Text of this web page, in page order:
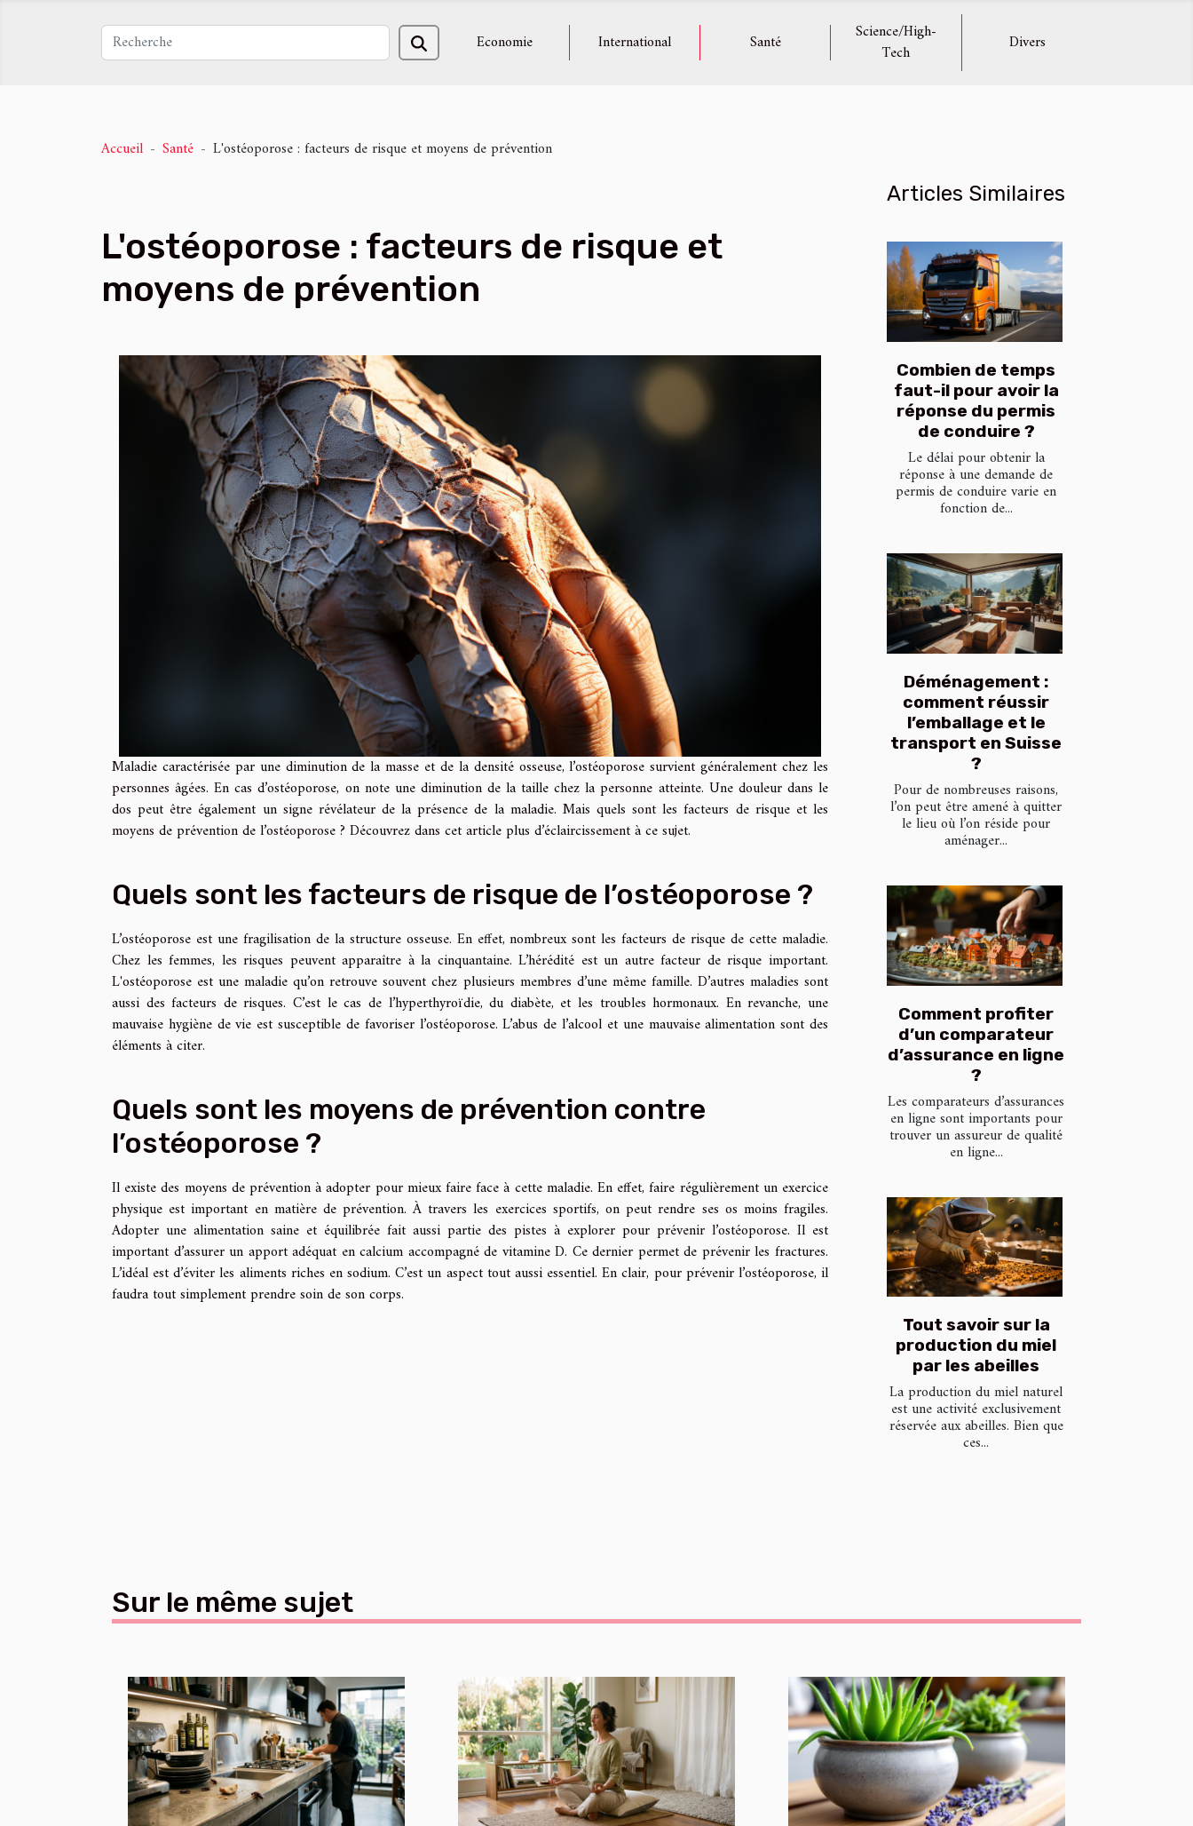
Economie International Santé
Science/High-
Tech
Divers
Accueil Santé L'ostéoporose : facteurs de risque et moyens de prévention
L'ostéoporose : facteurs de risque et
moyens de prévention
Maladie caractérisée par une diminution de la masse et de la densité osseuse, l’ostéoporose survient généralement chez les
personnes âgées. En cas d’ostéoporose, on note une diminution de la taille chez la personne atteinte. Une douleur dans le
dos peut être également un signe révélateur de la présence de la maladie. Mais quels sont les facteurs de risque et les
moyens de prévention de l’ostéoporose ? Découvrez dans cet article plus d’éclaircissement à ce sujet.
Quels sont les facteurs de risque de l’ostéoporose ?
L’ostéoporose est une fragilisation de la structure osseuse. En effet, nombreux sont les facteurs de risque de cette maladie.
Chez les femmes, les risques peuvent apparaître à la cinquantaine. L’hérédité est un autre facteur de risque important.
L'ostéoporose est une maladie qu’on retrouve souvent chez plusieurs membres d’une même famille. D’autres maladies sont
aussi des facteurs de risques. C’est le cas de l’hyperthyroïdie, du diabète, et les troubles hormonaux. En revanche, une
mauvaise hygiène de vie est susceptible de favoriser l’ostéoporose. L’abus de l’alcool et une mauvaise alimentation sont des
éléments à citer.
Quels sont les moyens de prévention contre
l’ostéoporose ?
Il existe des moyens de prévention à adopter pour mieux faire face à cette maladie. En effet, faire régulièrement un exercice
physique est important en matière de prévention. À travers les exercices sportifs, on peut rendre ses os moins fragiles.
Adopter une alimentation saine et équilibrée fait aussi partie des pistes à explorer pour prévenir l’ostéoporose. Il est
important d’assurer un apport adéquat en calcium accompagné de vitamine D. Ce dernier permet de prévenir les fractures.
L’idéal est d’éviter les aliments riches en sodium. C’est un aspect tout aussi essentiel. En clair, pour prévenir l’ostéoporose, il
faudra tout simplement prendre soin de son corps.
Articles Similaires
Combien de temps
faut-il pour avoir la
réponse du permis
de conduire ?
Le délai pour obtenir la
réponse à une demande de
permis de conduire varie en
fonction de...
Déménagement :
comment réussir
l’emballage et le
transport en Suisse
?
Pour de nombreuses raisons,
l’on peut être amené à quitter
le lieu où l’on réside pour
aménager...
Comment profiter
d’un comparateur
d’assurance en ligne
?
Les comparateurs d’assurances
en ligne sont importants pour
trouver un assureur de qualité
en ligne...
Tout savoir sur la
production du miel
par les abeilles
La production du miel naturel
est une activité exclusivement
réservée aux abeilles. Bien que
ces...
Sur le même sujet